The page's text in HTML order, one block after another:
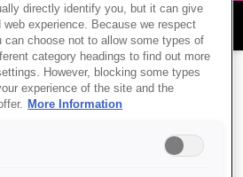
מגוון מדפסות בפורמט רחב Epson
directly identify you, but it can give
experience. Because we respect
can choose not to allow some types of
category headings to find out more
However, blocking some types
experience of the site and the
More Information